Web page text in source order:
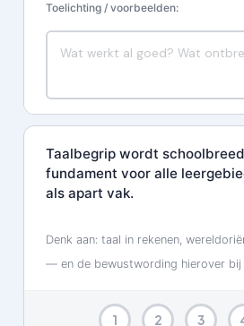
Toelichting / voorbeelden:
Taalbegrip wordt
fundament voor alle
als apart vak.
Denk aan: taal in rekenen,
— en de bewustwording hierover bij
1 2 3